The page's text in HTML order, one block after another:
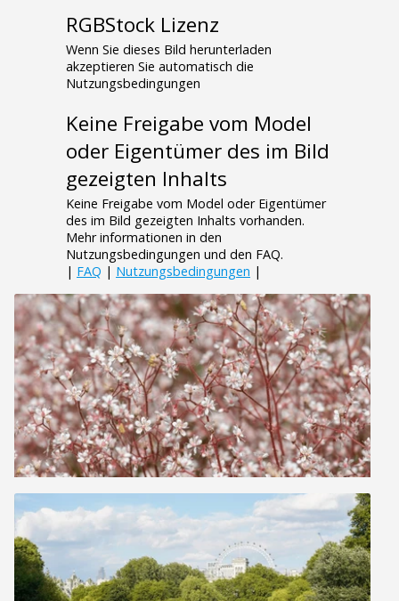
RGBStock Lizenz
Wenn Sie dieses Bild herunterladen
akzeptieren Sie automatisch die
Nutzungsbedingungen
Keine Freigabe vom Model
oder Eigentümer des im Bild
gezeigten Inhalts
Keine Freigabe vom Model oder Eigentümer
des im Bild gezeigten Inhalts vorhanden.
Mehr informationen in den
Nutzungsbedingungen und den FAQ.
| FAQ | Nutzungsbedingungen |